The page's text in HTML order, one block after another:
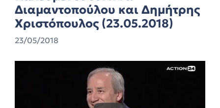
Διαμαντοπούλου και Δημήτρης
Χριστόπουλος (23.05.2018)
23/05/2018